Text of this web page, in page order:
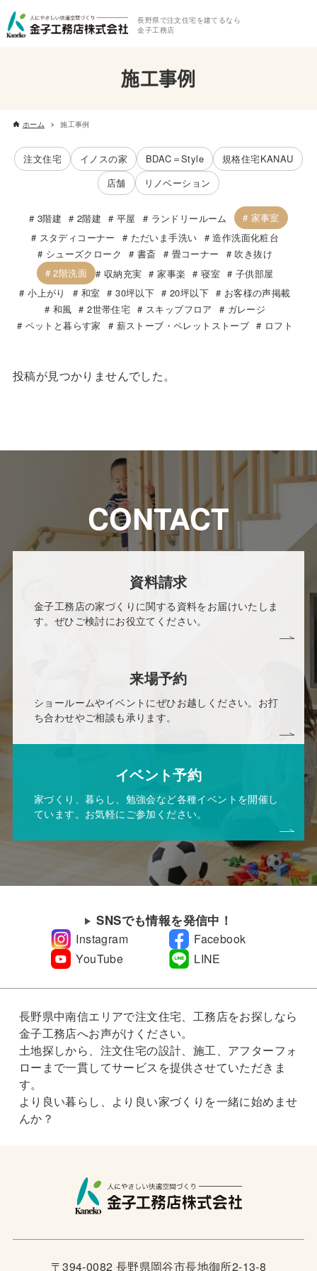
長野県で注文住宅を建てるなら
金子工務店
施工事例
ホーム 施工事例
注文住宅 イノスの家 BDAC＝Style
規格住宅KANAU
店舗
リノベーション
3階建 2階建 平屋 ランドリールーム
家事室
スタディコーナー
ただいま手洗い
造作洗面化粧台
シューズクローク
書斎 畳コーナー
吹き抜け
2階洗面
収納充実 家事楽 寝室
子供部屋
小上がり
和室 30坪以下 20坪以下
お客様の声掲載
和風
2世帯住宅 スキップフロア
ガレージ
ペットと暮らす家
薪ストーブ・ペレットストーブ ロフト
投稿が見つかりませんでした。
CONTACT
資料請求
金子工務店の家づくりに関する資料をお届けいたしま
す。ぜひご検討にお役立てください。
来場予約
ショールームやイベントにぜひお越しください。お打
ち合わせやご相談も承ります。
イベント予約
家づくり、暮らし、勉強会など各種イベントを開催し
ています。お気軽にご参加ください。
SNSでも情報を発信中！
Instagram
Facebook
YouTube
LINE
長野県中南信エリアで注文住宅、工務店をお探しなら
金子工務店へお声がけください。
土地探しから、注文住宅の設計、施工、アフターフォ
ローまで一貫してサービスを提供させていただきま
す。
より良い暮らし、より良い家づくりを一緒に始めませ
んか？
〒394-0082 長野県岡谷市長地御所2-13-8